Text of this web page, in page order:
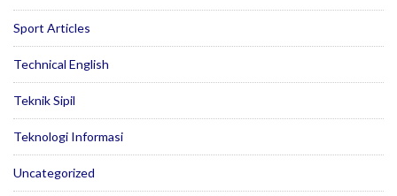
Sport Articles
Technical English
Teknik Sipil
Teknologi Informasi
Uncategorized